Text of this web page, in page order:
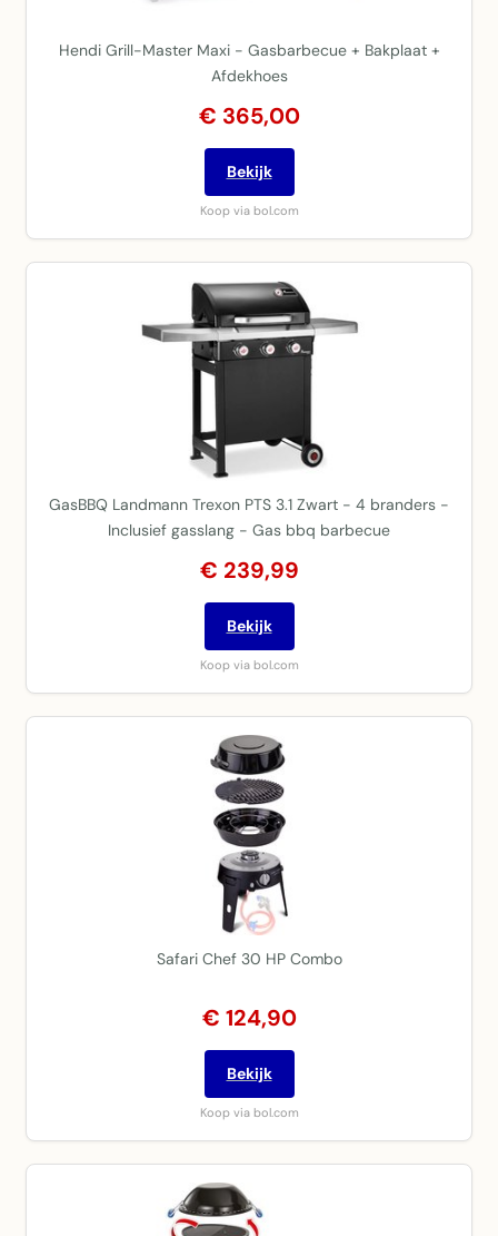
Hendi Grill-Master Maxi - Gasbarbecue + Bakplaat +
Afdekhoes
€ 365,00
Bekijk
Koop via bol.com
GasBBQ Landmann Trexon PTS 3.1 Zwart - 4 branders -
Inclusief gasslang - Gas bbq barbecue
€ 239,99
Bekijk
Koop via bol.com
Safari Chef 30 HP Combo
€ 124,90
Bekijk
Koop via bol.com